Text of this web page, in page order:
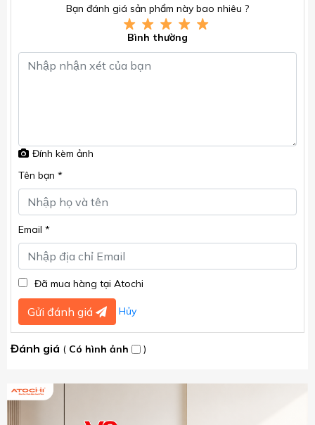
Bạn đánh giá sản phẩm này bao nhiêu ?
Bình thường
Đính kèm ảnh
Tên bạn *
Email *
Đã mua hàng tại Atochi
Gửi đánh giá Hủy
Đánh giá ( Có hình ảnh )